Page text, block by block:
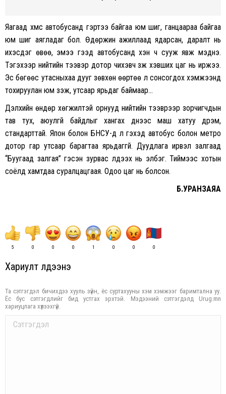
Яагаад хүмүүс автобусанд гэртээ байгаа юм шиг, ганцаараа байгаа
юм шиг аягладаг бол. Өдөржин ажиллаад ядарсан, даралт нь
ихэсдэг өвөө, эмээ гээд автобусанд хэн ч сууж явж мэднэ.
Тэгэхээр нийтийн тээвэр дотор чихэвч зүүж хэвших цаг нь иржээ.
Эс бөгөөс утасныхаа дууг зөвхөн өөртөө л сонсогдох хэмжээнд
тохируулан юм үзэж, утсаар ярьдаг баймаар…
Дэлхийн өндөр хөгжилтэй орнууд нийтийн тээврээр зорчигчдын
тав тух, аюулгүй байдлыг хангах үүднээс маш хатуу дүрэм,
стандарттай. Япон болон БНСУ-д л гэхэд автобус болон метро
дотор гар утсаар барагтаа ярьдаггүй. Дуудлага ирвэл залгаад
“Буугаад залгая” гэсэн зурвас үлдээх нь элбэг. Тиймээс хотын
соёлд хамтдаа суралцацгаая. Одоо цаг нь болсон.
Б.УРАНЗАЯА
5 0 0 0 1 0 0 0
Хариулт үлдээнэ үү
Та сэтгэгдэл бичихдээ хууль зүйн, ёс суртахууны хэм хэмжээг баримтална уу.
Ёс бус сэтгэгдлийг бид устгах эрхтэй. Мэдээний сэтгэгдэлд Urug.mn
хариуцлага хүлээхгүй.
Comment